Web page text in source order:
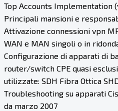
Top Accounts Implementation
Principali mansioni e
Attivazione connessioni vpn
WAN e MAN singoli o in
Configurazione di apparati di
router/switch CPE quasi
utilizzate: SDH Fibra Ottica
Troubleshooting su apparati
da marzo 2007